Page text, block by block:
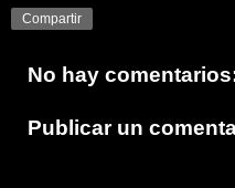
Compartir
No hay
Publicar un